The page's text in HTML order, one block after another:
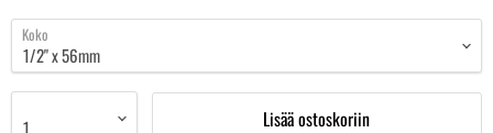
Koko
Lisää ostoskoriin